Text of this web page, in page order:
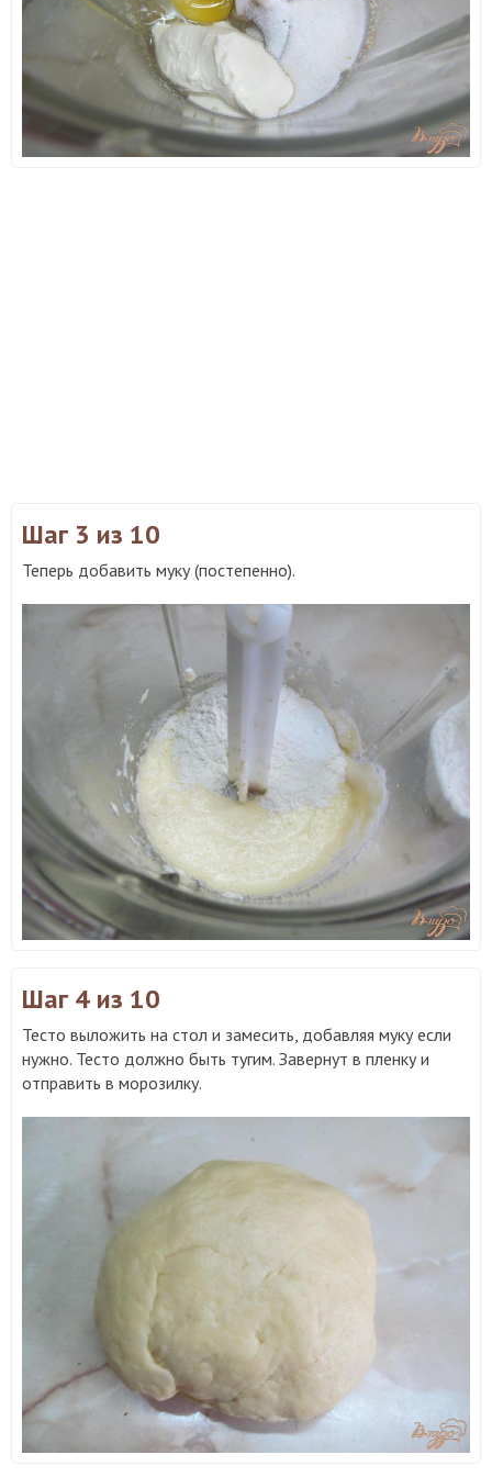
Шаг 3 из 10
Теперь добавить муку (постепенно).
Шаг 4 из 10
Тесто выложить на стол и замесить, добавляя муку если
нужно. Тесто должно быть тугим. Завернут в пленку и
отправить в морозилку.